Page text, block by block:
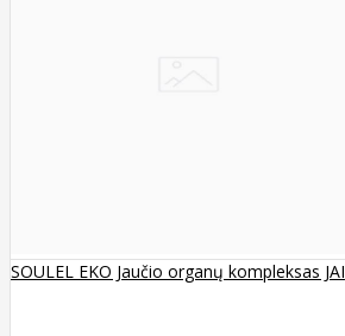
SOULEL EKO Jaučio organų kompleksas JAI